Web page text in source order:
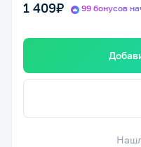
1 409₽ 99 бонусов